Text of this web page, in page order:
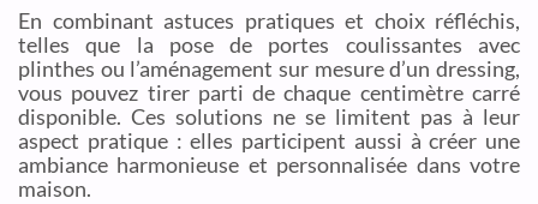
En combinant astuces pratiques et choix réfléchis,
telles que la pose de portes coulissantes avec
plinthes ou l’aménagement sur mesure d’un dressing,
vous pouvez tirer parti de chaque centimètre carré
disponible. Ces solutions ne se limitent pas à leur
aspect pratique : elles participent aussi à créer une
ambiance harmonieuse et personnalisée dans votre
maison.